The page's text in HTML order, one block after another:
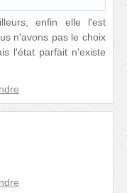
enfin elle l'est
n'avons pas le choix
l'état parfait n'existe